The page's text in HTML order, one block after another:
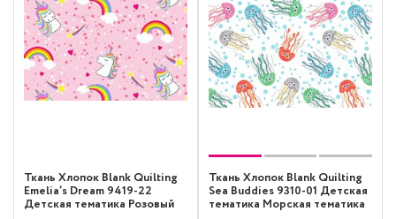
Ткань Хлопок Blank Quilting
Emelia’s Dream 9419-22
Детская тематика Розовый
Ткань Хлопок Blank Quilting
Sea Buddies 9310-01 Детская
тематика Морская тематика